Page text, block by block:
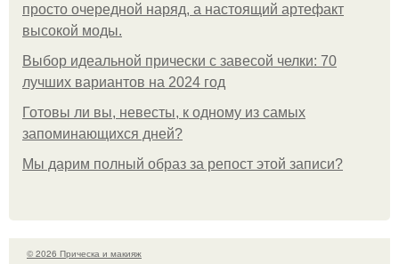
просто очередной наряд, а настоящий артефакт
высокой моды.
Выбор идеальной прически с завесой челки: 70
лучших вариантов на 2024 год
Готовы ли вы, невесты, к одному из самых
запоминающихся дней?
Мы дарим полный образ за репост этой записи?
© 2026 Прическа и макияж